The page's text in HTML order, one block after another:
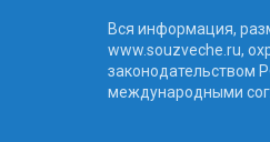
Вся информация,
www.souzveche.ru,
законодательством
международными